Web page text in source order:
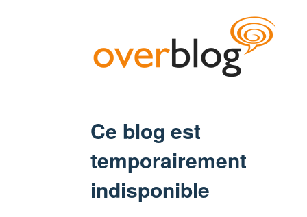
Ce blog est
temporairement
indisponible